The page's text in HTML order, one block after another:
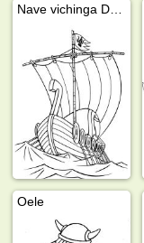
Oele